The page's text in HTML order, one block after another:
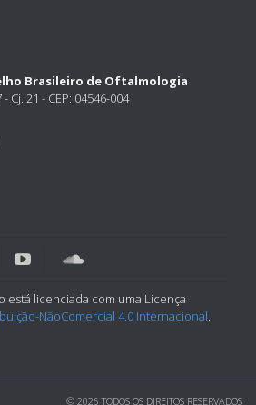
Brasileiro de Oftalmologia
Cj. 21 - CEP: 04546-004
está licenciada com uma Licença
NãoComercial 4.0 Internacional.
© 2026 TODOS OS DIREITOS RESERVADOS